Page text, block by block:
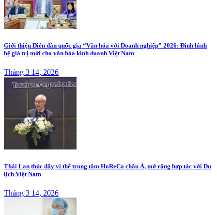
Giới thiệu Diễn đàn quốc gia “Văn hóa với Doanh nghiệp” 2026: Định hình
hệ giá trị mới cho văn hóa kinh doanh Việt Nam
Tháng 3 14, 2026
Thái Lan thúc đẩy vị thế trung tâm HoReCa châu Á, mở rộng hợp tác với Du
lịch Việt Nam
Tháng 3 14, 2026